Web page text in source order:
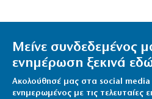
Μείνε συνδεδεμένος
ενημέρωση ξεκινά
Ακολούθησέ μας στα social media
ενημερωμένος με τις τελευταίες